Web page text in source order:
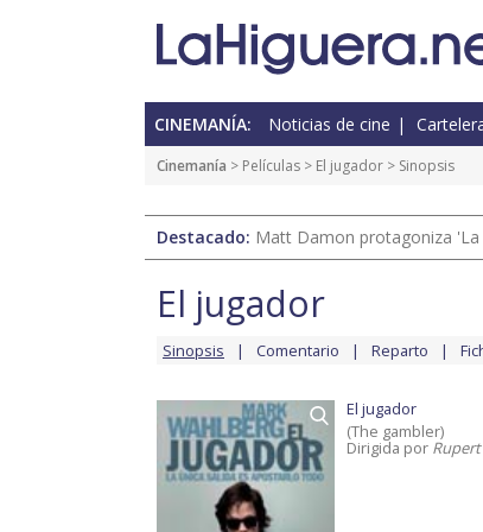
CINEMANÍA: Noticias de cine
Cinemanía > Películas > El jugador > Sinopsis
Destacado: Matt Damon protagoniza
El jugador
Sinopsis Comentario Reparto
El jugador
(The gambler)
Dirigida por